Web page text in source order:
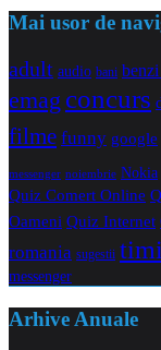
Mai usor de
adult audio bani benzi
emag concurs
filme funny google
messenger noiembrie Nokia
Quiz Comert Online
Oameni Quiz Internet
romania sugestii
messenger
Arhive Anuale